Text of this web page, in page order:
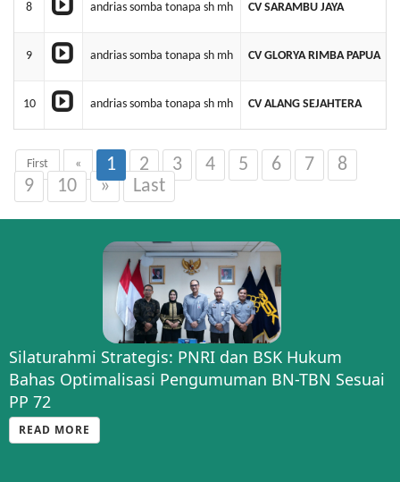
8 andrias somba tonapa sh mh CV SARAMBU JAYA
9 andrias somba tonapa sh mh CV GLORYA RIMBA PAPUA
10 andrias somba tonapa sh mh CV ALANG SEJAHTERA
First « 1 2 3 4 5 6 7
8
9
10 » Last
Silaturahmi Strategis: PNRI dan BSK Hukum
Bahas Optimalisasi Pengumuman BN-TBN Sesuai
PP 72
READ MORE
Kenalkan Halo BNRI, PNRI Buka Layanan
Informasi BN TBN di HUT PP INI
READ MORE